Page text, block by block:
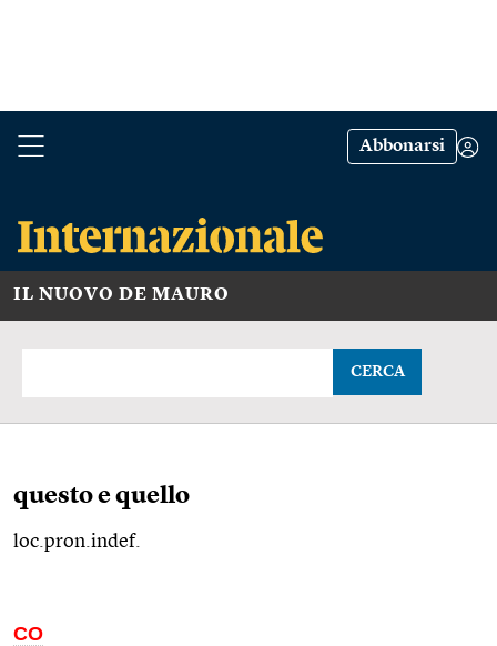
Abbonarsi
IL NUOVO DE MAURO
CERCA
questo e quello
loc.pron.indef.
CO